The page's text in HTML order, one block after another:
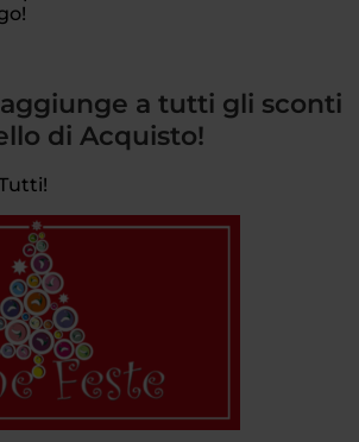
a tutti gli sconti
di Acquisto!